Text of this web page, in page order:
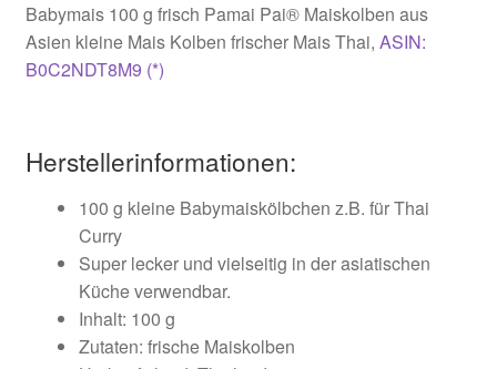
Babymais 100 g frisch Pamai Pai® Maiskolben aus
Asien kleine Mais Kolben frischer Mais Thai, ASIN:
B0C2NDT8M9 (*)
Herstellerinformationen:
100 g kleine Babymaiskölbchen z.B. für Thai
Curry
Super lecker und vielseitig in der asiatischen
Küche verwendbar.
Inhalt: 100 g
Zutaten: frische Maiskolben